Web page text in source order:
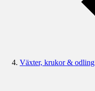
Växter, krukor & odling